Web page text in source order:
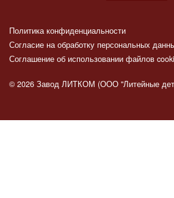
Политика конфиденциальности
Согласие на обработку персональных
Соглашение об использовании файлов
© 2026 Завод ЛИТКОМ (ООО "Литейные